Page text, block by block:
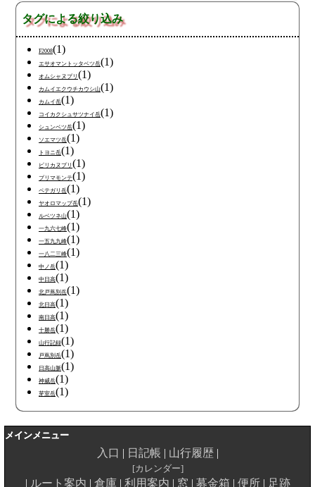
タグによる絞り込み
F2008(1)
エサオマントッタベツ岳(1)
オムシャヌプリ (1)
カムイエクウチカウシ山(1)
カムイ岳(1)
コイカクシュサツナイ岳(1)
シュンベツ岳(1)
ソエマツ岳(1)
トヨニ岳(1)
ピリカヌプリ (1)
プリマモンテ(1)
ペテガリ岳(1)
ヤオロマップ岳(1)
ルベツネ山(1)
一九六七峰(1)
一五九九峰(1)
一八二三峰(1)
中ノ岳(1)
中日高(1)
北戸蔦別岳(1)
北日高(1)
南日高(1)
十勝岳(1)
山行記録(1)
戸蔦別岳(1)
日高山脈(1)
神威岳(1)
芽室岳(1)
メインメニュー
入口 日記帳 山行履歴
カレンダー
ルート案内 倉庫 利用案内 窓 募金箱 便所 足跡